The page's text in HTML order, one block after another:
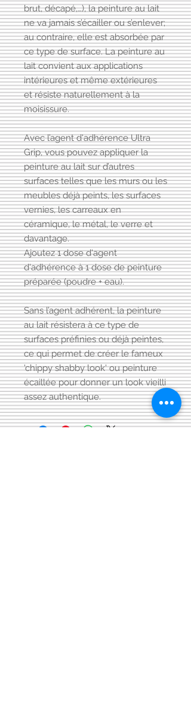
brut, décapé,…), la peinture au lait
ne va jamais s’écailler ou s’enlever;
au contraire, elle est absorbée par
ce type de surface. La peinture au
lait convient aux applications
intérieures et même extérieures
et résiste naturellement à la
moisissure.
Avec l’agent d'adhérence Ultra
Grip, vous pouvez appliquer la
peinture au lait sur d’autres
surfaces telles que les murs ou les
meubles déjà peints, les surfaces
vernies, les carreaux en
céramique, le métal, le verre et
davantage.
Ajoutez 1 dose d'agent
d'adhérence à 1 dose de peinture
préparée (poudre + eau).
Sans l’agent adhérent, la peinture
au lait résistera à ce type de
surfaces préfinies ou déjà peintes,
ce qui permet de créer le fameux
'chippy shabby look' ou peinture
écaillée pour donner un look vieilli
assez authentique.